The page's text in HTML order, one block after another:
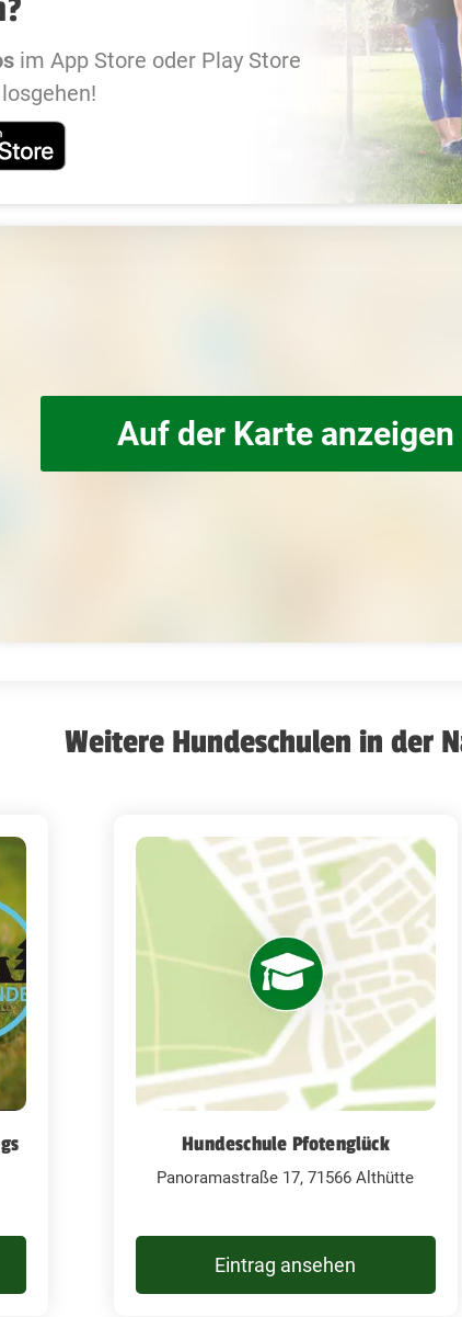
im App Store oder Play Store
Auf der Karte anzeigen
Weitere Hundeschulen in der
Hundeschule Pfotenglück
Panoramastraße 17, 71566 Althütte
Eintrag ansehen